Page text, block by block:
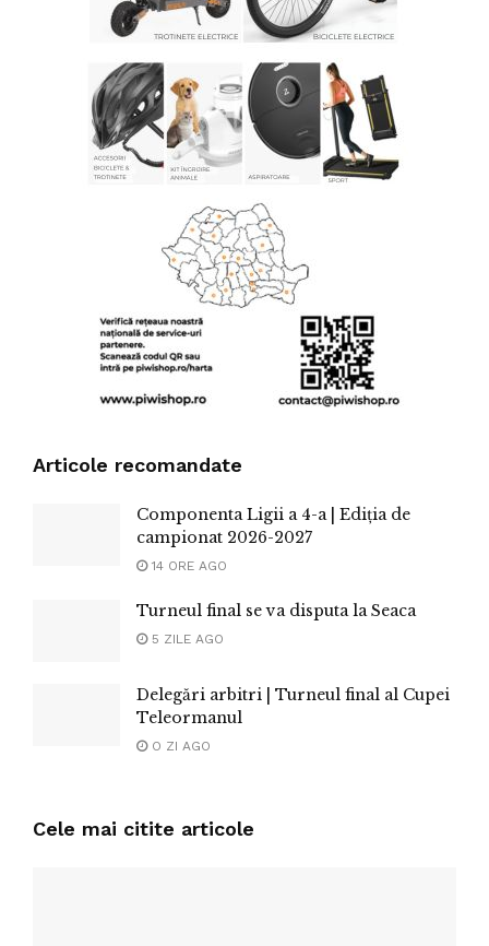
Articole recomandate
Componenta Ligii a 4-a | Ediția de
campionat 2026-2027
14 ORE AGO
Turneul final se va disputa la Seaca
5 ZILE AGO
Delegări arbitri | Turneul final al Cupei
Teleormanul
O ZI AGO
Cele mai citite articole